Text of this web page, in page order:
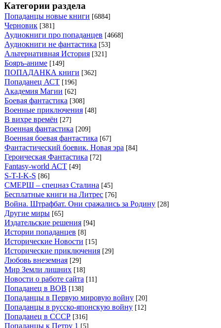
Категории раздела
Попаданцы новые книги [6884]
Черновик [381]
Аудиокниги про попаданцев [4668]
Аудиокниги не фантастика [53]
Альтернативная История [321]
Бояръ-аниме [149]
ПОПАДАНКА книги [362]
Попаданец АСТ [196]
Академия Магии [62]
Боевая фантастика [308]
Военные приключения [48]
В вихре времён [27]
Военная фантастика [209]
Военная боевая фантастика [67]
Фантастический боевик. Новая эра [84]
Героическая Фантастика [72]
Fantasy-world АСТ [49]
S-T-I-K-S [86]
СМЕРШ – спецназ Сталина [45]
Бесплатные книги на Литрес [76]
Война. Штрафбат. Они сражались за Родину [28]
Другие миры [65]
Издательские решения [94]
Истории попаданцев [8]
Исторические Новости [15]
Исторические приключения [29]
Любовь внеземная [29]
Мир Земли лишних [18]
Новости о работе сайта [11]
Попаданец в ВОВ [138]
Попаданцы в Первую мировую войну [20]
Попаданцы в русско-японскую войну [12]
Попаданец в СССР [316]
Попаданцы к Петру 1 [5]